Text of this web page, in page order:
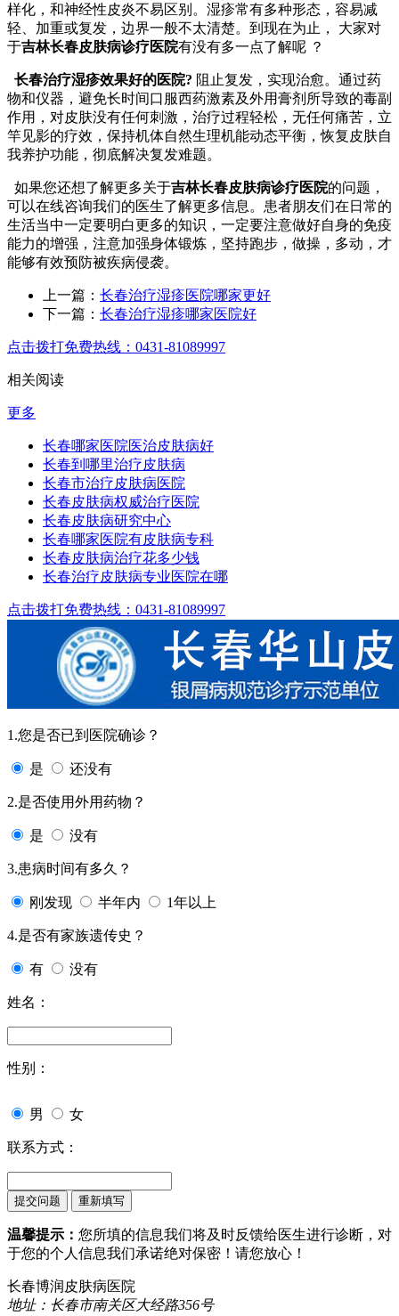
样化，和神经性皮炎不易区别。湿疹常有多种形态，容易减
轻、加重或复发，边界一般不太清楚。到现在为止， 大家对
于吉林长春皮肤病诊疗医院有没有多一点了解呢 ？
长春治疗湿疹效果好的医院? 阻止复发，实现治愈。通过药
物和仪器，避免长时间口服西药激素及外用膏剂所导致的毒副
作用，对皮肤没有任何刺激，治疗过程轻松，无任何痛苦，立
竿见影的疗效，保持机体自然生理机能动态平衡，恢复皮肤自
我养护功能，彻底解决复发难题。
如果您还想了解更多关于吉林长春皮肤病诊疗医院的问题，
可以在线咨询我们的医生了解更多信息。患者朋友们在日常的
生活当中一定要明白更多的知识，一定要注意做好自身的免疫
能力的增强，注意加强身体锻炼，坚持跑步，做操，多动，才
能够有效预防被疾病侵袭。
上一篇： 长春治疗湿疹医院哪家更好
下一篇： 长春治疗湿疹哪家医院好
点击拨打免费热线：0431-81089997
相关阅读
更多
长春哪家医院医治皮肤病好
长春到哪里治疗皮肤病
长春市治疗皮肤病医院
长春皮肤病权威治疗医院
长春皮肤病研究中心
长春哪家医院有皮肤病专科
长春皮肤病治疗花多少钱
长春治疗皮肤病专业医院在哪
点击拨打免费热线：0431-81089997
1.您是否已到医院确诊？
是 还没有
2.是否使用外用药物？
是 没有
3.患病时间有多久？
刚发现 半年内 1年以上
4.是否有家族遗传史？
有 没有
姓名：
性别：
男 女
联系方式：
温馨提示： 您所填的信息我们将及时反馈给医生进行诊断，对
于您的个人信息我们承诺绝对保密！请您放心！
长春博润皮肤病医院
地址：长春市南关区大经路356号